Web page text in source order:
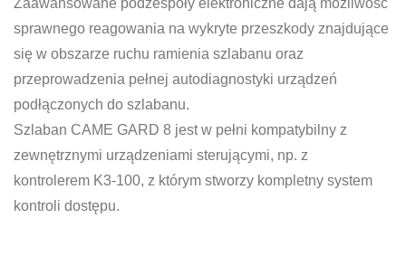
Zaawansowane podzespoły elektroniczne dają możliwość
sprawnego reagowania na wykryte przeszkody znajdujące
się w obszarze ruchu ramienia szlabanu oraz
przeprowadzenia pełnej autodiagnostyki urządzeń
podłączonych do szlabanu.
Szlaban CAME GARD 8 jest w pełni kompatybilny z
zewnętrznymi urządzeniami sterującymi, np. z
kontrolerem K3-100, z którym stworzy kompletny system
kontroli dostępu.